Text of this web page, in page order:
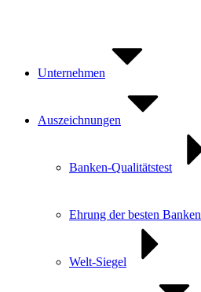
Unternehmen
Auszeichnungen
Banken-Qualitätstest
Ehrung der besten Banken
Welt-Siegel